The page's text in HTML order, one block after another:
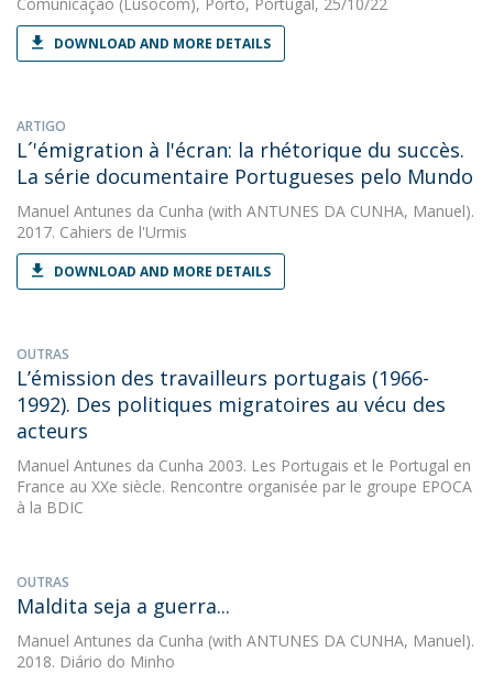
DOWNLOAD AND MORE DETAILS
ARTIGO
L´'émigration à l'écran: la rhétorique du succès.
La série documentaire Portugueses pelo Mundo
Manuel Antunes da Cunha (with ANTUNES DA CUNHA, Manuel).
2017. Cahiers de l'Urmis
DOWNLOAD AND MORE DETAILS
OUTRAS
L’émission des travailleurs portugais (1966-
1992). Des politiques migratoires au vécu des
acteurs
Manuel Antunes da Cunha 2003. Les Portugais et le Portugal en
France au XXe siècle. Rencontre organisée par le groupe EPOCA
à la BDIC
OUTRAS
Maldita seja a guerra...
Manuel Antunes da Cunha (with ANTUNES DA CUNHA, Manuel).
2018. Diário do Minho